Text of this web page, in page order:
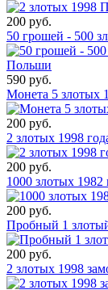
200 руб.
50 грошей - 500
590 руб.
Монета 5 злотых
200 руб.
2 злотых 1998
200 руб.
1000 злотых
200 руб.
Пробный 1
200 руб.
2 злотых 1998